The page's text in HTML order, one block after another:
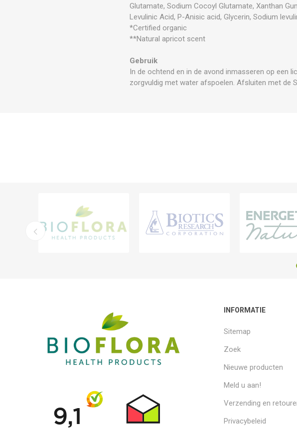
Glutamate, Sodium Cocoyl Glutamate, Xanthan
Levulinic Acid, P-Anisic acid, Glycerin, Sodium
*Certified organic
**Natural apricot scent
Gebruik
In de ochtend en in de avond inmasseren op een
zorgvuldig met water afspoelen. Afsluiten met de
INFORMATIE
Sitemap
Zoek
Nieuwe producten
Meld u aan!
Verzending en
Privacybeleid